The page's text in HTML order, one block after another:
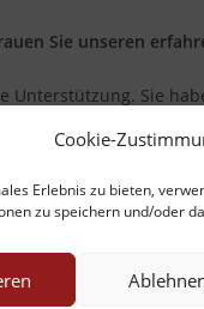
Cookie-
Erlebnis zu bieten,
zu speichern und/oder
Sie unseren
Sie